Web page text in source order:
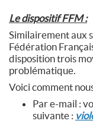
Le dispositif FFM :
Similairement aux
Fédération
disposition trois
problématique.
Voici comment
Par e-mail :
suivante :